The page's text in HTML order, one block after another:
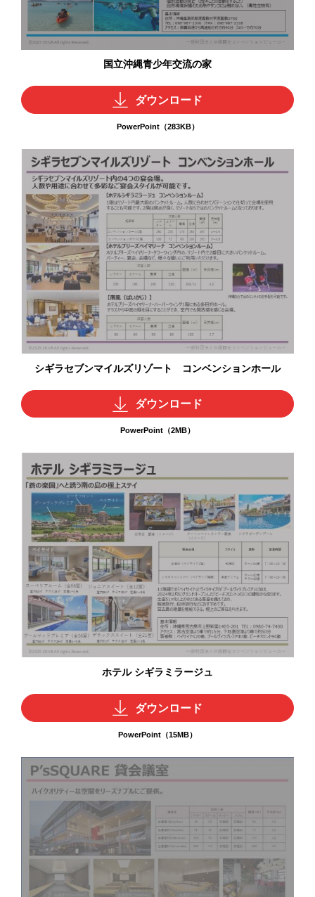
国立沖縄青少年交流の家
ダウンロード
PowerPoint（283KB）
シギラセブンマイルズリゾート コンベンションホール
ダウンロード
PowerPoint（2MB）
ホテル シギラミラージュ
ダウンロード
PowerPoint（15MB）